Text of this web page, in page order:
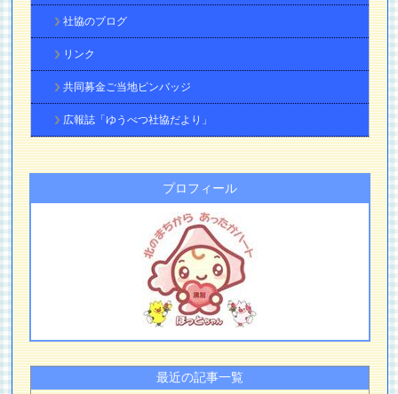
社協のブログ
リンク
共同募金ご当地ピンバッジ
広報誌「ゆうべつ社協だより」
プロフィール
最近の記事一覧